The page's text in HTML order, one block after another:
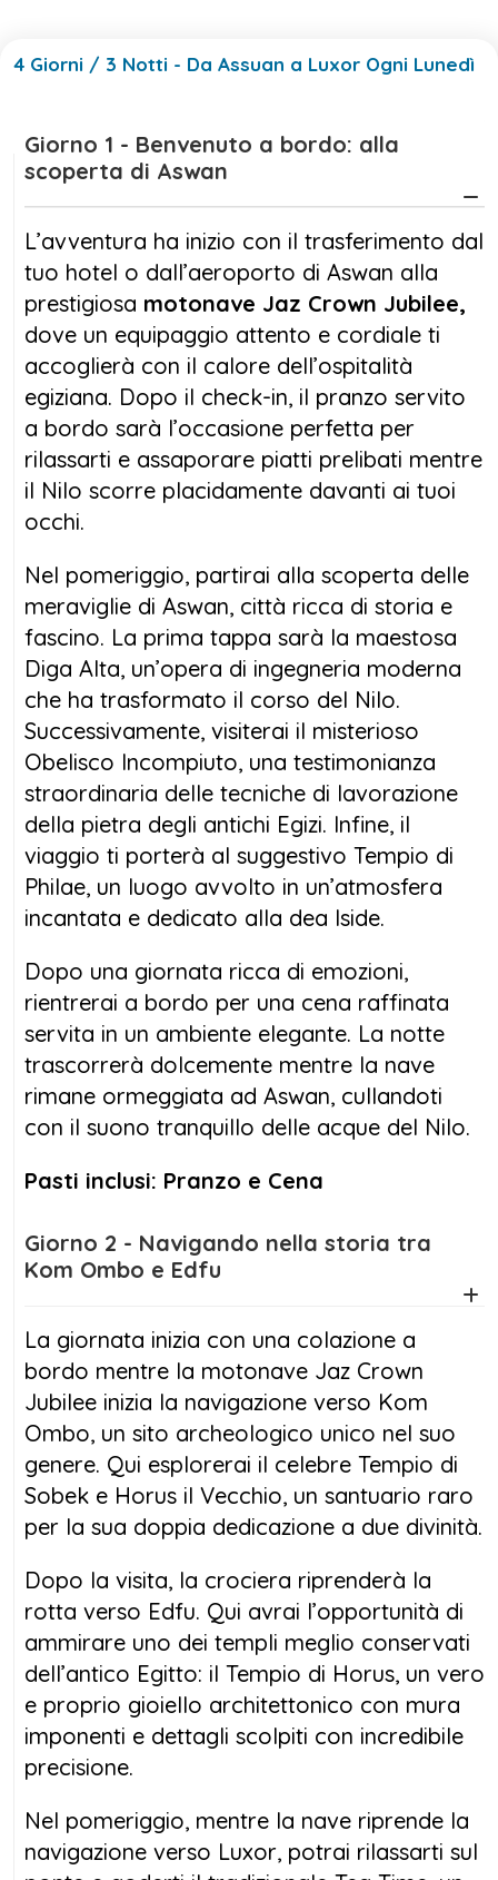
4 Giorni / 3 Notti - Da Assuan a Luxor Ogni Lunedì
Giorno 1 - Benvenuto a bordo: alla
scoperta di Aswan
L’avventura ha inizio con il trasferimento dal
tuo hotel o dall’aeroporto di Aswan alla
prestigiosa motonave Jaz Crown Jubilee,
dove un equipaggio attento e cordiale ti
accoglierà con il calore dell’ospitalità
egiziana. Dopo il check-in, il pranzo servito
a bordo sarà l’occasione perfetta per
rilassarti e assaporare piatti prelibati mentre
il Nilo scorre placidamente davanti ai tuoi
occhi.
Nel pomeriggio, partirai alla scoperta delle
meraviglie di Aswan, città ricca di storia e
fascino. La prima tappa sarà la maestosa
Diga Alta, un’opera di ingegneria moderna
che ha trasformato il corso del Nilo.
Successivamente, visiterai il misterioso
Obelisco Incompiuto, una testimonianza
straordinaria delle tecniche di lavorazione
della pietra degli antichi Egizi. Infine, il
viaggio ti porterà al suggestivo Tempio di
Philae, un luogo avvolto in un’atmosfera
incantata e dedicato alla dea Iside.
Dopo una giornata ricca di emozioni,
rientrerai a bordo per una cena raffinata
servita in un ambiente elegante. La notte
trascorrerà dolcemente mentre la nave
rimane ormeggiata ad Aswan, cullandoti
con il suono tranquillo delle acque del Nilo.
Pasti inclusi: Pranzo e Cena
Giorno 2 - Navigando nella storia tra
Kom Ombo e Edfu
La giornata inizia con una colazione a
bordo mentre la motonave Jaz Crown
Jubilee inizia la navigazione verso Kom
Ombo, un sito archeologico unico nel suo
genere. Qui esplorerai il celebre Tempio di
Sobek e Horus il Vecchio, un santuario raro
per la sua doppia dedicazione a due divinità.
Dopo la visita, la crociera riprenderà la
rotta verso Edfu. Qui avrai l’opportunità di
ammirare uno dei templi meglio conservati
dell’antico Egitto: il Tempio di Horus, un vero
e proprio gioiello architettonico con mura
imponenti e dettagli scolpiti con incredibile
precisione.
Nel pomeriggio, mentre la nave riprende la
navigazione verso Luxor, potrai rilassarti sul